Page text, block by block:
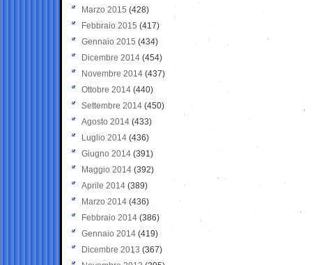
Marzo 2015 (428)
Febbraio 2015 (417)
Gennaio 2015 (434)
Dicembre 2014 (454)
Novembre 2014 (437)
Ottobre 2014 (440)
Settembre 2014 (450)
Agosto 2014 (433)
Luglio 2014 (436)
Giugno 2014 (391)
Maggio 2014 (392)
Aprile 2014 (389)
Marzo 2014 (436)
Febbraio 2014 (386)
Gennaio 2014 (419)
Dicembre 2013 (367)